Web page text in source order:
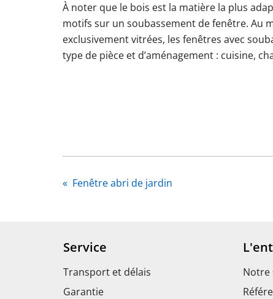
À noter que le bois est la matière la plus
motifs sur un soubassement de fenêtre. Au
exclusivement vitrées, les fenêtres avec
type de pièce et d’aménagement : cuisine,
« Fenêtre abri de jardin
Service
Transport et délais
Garantie
Notre